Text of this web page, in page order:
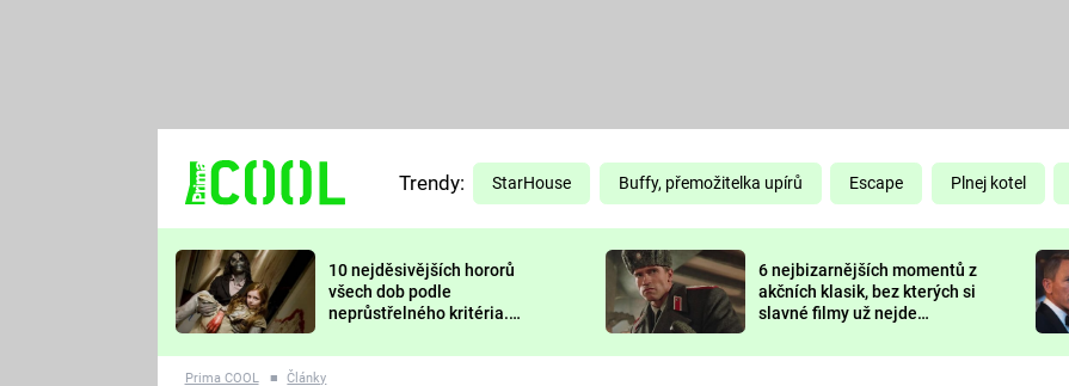
TŘESKU
FUTURAMA
PREDÁTOR
DELIVERANCE
CHUCK
NORRIS
Trendy: StarHouse Buffy, přemožitelka upírů Escape Plnej kotel
10 nejděsivějších hororů
všech dob podle
neprůstřelného kritéria.
nejvíc zvednou tep?
6 nejbizarnějších momentů z
akčních klasik, bez kterých si
slavné filmy už nejde
Prima COOL ■ Články